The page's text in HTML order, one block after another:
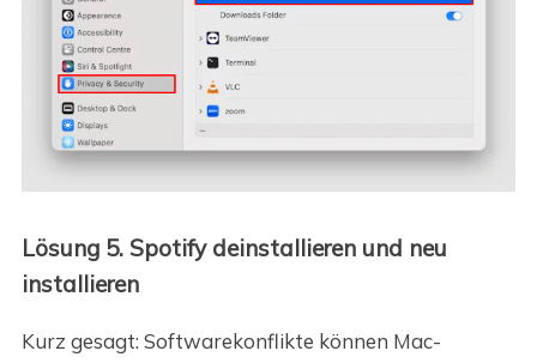
Lösung 5. Spotify deinstallieren und neu
installieren
Kurz gesagt: Softwarekonflikte können Mac-